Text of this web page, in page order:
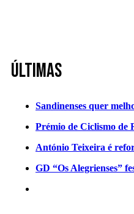
Últimas
Sandinenses quer
Prémio de Ciclismo de
António Teixeira é
GD “Os Alegrienses”